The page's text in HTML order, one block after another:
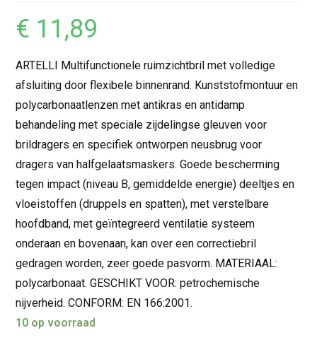
€ 11,89
ARTELLI Multifunctionele ruimzichtbril met volledige
afsluiting door flexibele binnenrand. Kunststofmontuur en
polycarbonaatlenzen met antikras en antidamp
behandeling met speciale zijdelingse gleuven voor
brildragers en specifiek ontworpen neusbrug voor
dragers van halfgelaatsmaskers. Goede bescherming
tegen impact (niveau B, gemiddelde energie) deeltjes en
vloeistoffen (druppels en spatten), met verstelbare
hoofdband, met geïntegreerd ventilatie systeem
onderaan en bovenaan, kan over een correctiebril
gedragen worden, zeer goede pasvorm. MATERIAAL:
polycarbonaat. GESCHIKT VOOR: petrochemische
nijverheid. CONFORM: EN 166:2001.
10 op voorraad